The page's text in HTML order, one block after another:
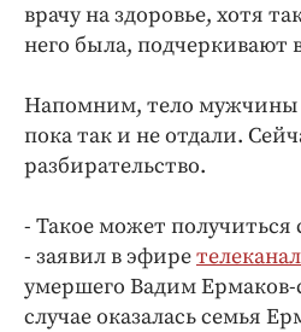
врачу на здоровье, хотя
него была, подчеркивают
Напомним, тело мужчины
пока так и не отдали.
разбирательство.
- Такое может
- заявил в эфире
умершего Вадим
случае оказалась семья